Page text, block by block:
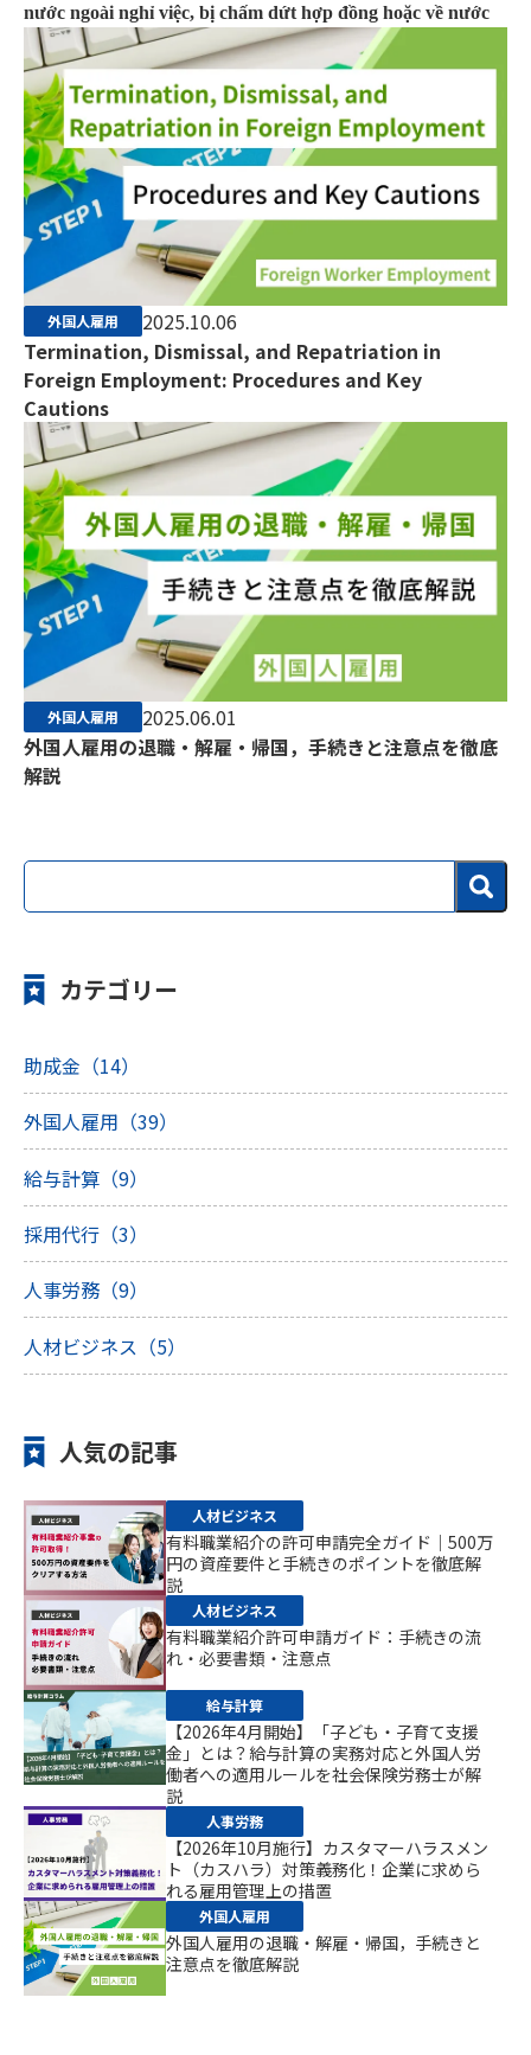
nước ngoài nghỉ việc, bị chấm dứt hợp đồng hoặc về nước
外国人雇用
2025.10.06
Termination, Dismissal, and Repatriation in
Foreign Employment: Procedures and Key
Cautions
外国人雇用
2025.06.01
外国人雇用の退職・解雇・帰国，手続きと注意点を徹底
解説
カテゴリー
助成金（14）
外国人雇用（39）
給与計算（9）
採用代行（3）
人事労務（9）
人材ビジネス（5）
人気の記事
人材ビジネス
有料職業紹介の許可申請完全ガイド｜500万
円の資産要件と手続きのポイントを徹底解
説
人材ビジネス
有料職業紹介許可申請ガイド：手続きの流
れ・必要書類・注意点
給与計算
【2026年4月開始】「子ども・子育て支援
金」とは？給与計算の実務対応と外国人労
働者への適用ルールを社会保険労務士が解
説
人事労務
【2026年10月施行】カスタマーハラスメン
ト（カスハラ）対策義務化！企業に求めら
れる雇用管理上の措置
外国人雇用
外国人雇用の退職・解雇・帰国，手続きと
注意点を徹底解説